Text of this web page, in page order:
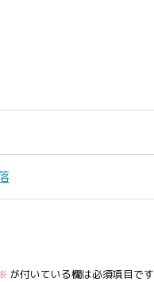
が付いている欄は必須項目です